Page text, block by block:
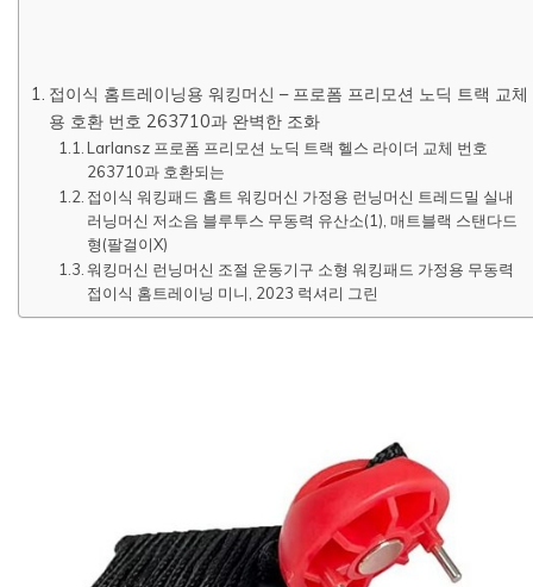
접이식 홈트레이닝용 워킹머신 – 프로폼 프리모션 노딕 트랙 교체
용 호환 번호 263710과 완벽한 조화
Larlansz 프로폼 프리모션 노딕 트랙 헬스 라이더 교체 번호
263710과 호환되는
접이식 워킹패드 홈트 워킹머신 가정용 런닝머신 트레드밀 실내
러닝머신 저소음 블루투스 무동력 유산소(1), 매트블랙 스탠다드
형(팔걸이X)
워킹머신 런닝머신 조절 운동기구 소형 워킹패드 가정용 무동력
접이식 홈트레이닝 미니, 2023 럭셔리 그린